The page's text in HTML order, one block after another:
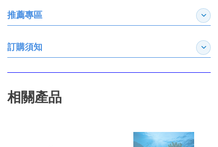
推薦專區 展開
訂購須知 展開
相關產品